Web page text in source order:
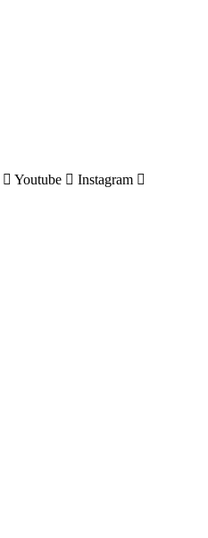
Youtube Instagram